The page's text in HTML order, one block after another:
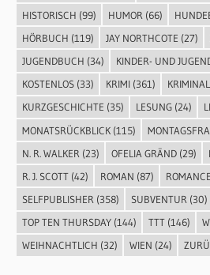
HISTORISCH (99) HUMOR (66)
HÖRBUCH (119) JAY NORTHCOTE (27)
JUGENDBUCH (34) KINDER- UND
KOSTENLOS(33) KRIMI(361)
KURZGESCHICHTE (35) LESUNG(24)
MONATSRÜCKBLICK(115)
N. R. WALKER (23) OFELIA GRÄND(29)
R. J. SCOTT(42) ROMAN (87) ROMANCE
SELFPUBLISHER (358) SUBVENTUR (30)
TOP TEN THURSDAY(144) TTT(146)
WEIHNACHTLICH (32) WIEN (24)